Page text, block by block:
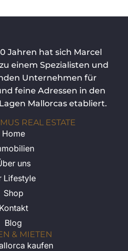
Jahren hat sich Marcel
einem Spezialisten und
Unternehmen für
feine Adressen in den
Mallorcas etabliert.
REAL ESTATE
Home
uns
Lifestyle
Shop
Kontakt
Blog
& MIETEN
kaufen